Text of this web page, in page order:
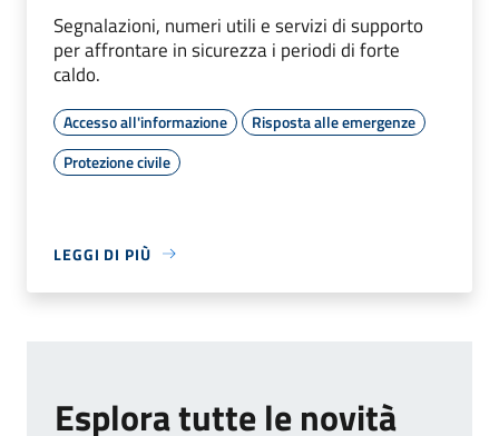
Segnalazioni, numeri utili e servizi di supporto
per affrontare in sicurezza i periodi di forte
caldo.
Accesso all'informazione
Risposta alle emergenze
Protezione civile
LEGGI DI PIÙ
Esplora tutte le novità